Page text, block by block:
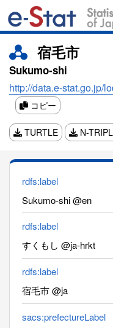
宿毛市
Sukumo-shi
http://data.e-stat.go.jp/
コピー
TURTLE N-
rdfs:label
Sukumo-shi @en
rdfs:label
すくもし @ja-hrkt
rdfs:label
宿毛市 @ja
sacs:prefectureLabel